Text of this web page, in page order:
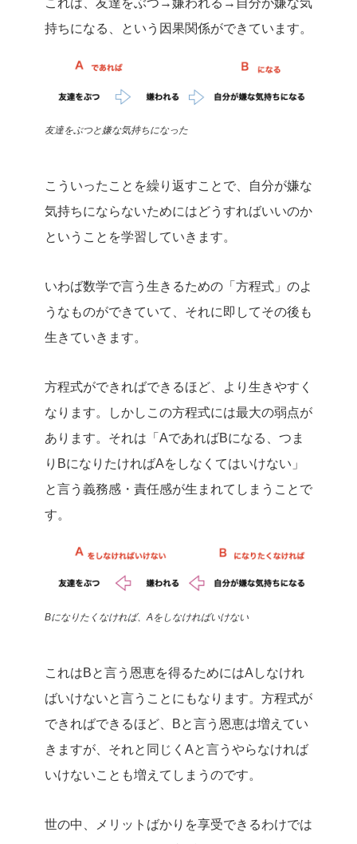
これは、友達をぶつ→嫌われる→自分が嫌な気
持ちになる、という因果関係ができています。
友達をぶつと嫌な気持ちになった
こういったことを繰り返すことで、自分が嫌な
気持ちにならないためにはどうすればいいのか
ということを学習していきます。
いわば数学で言う生きるための「方程式」のよ
うなものができていて、それに即してその後も
生きていきます。
方程式ができればできるほど、より生きやすく
なります。しかしこの方程式には最大の弱点が
あります。それは「AであればBになる、つま
りBになりたければAをしなくてはいけない」
と言う義務感・責任感が生まれてしまうことで
す。
Bになりたくなければ、Aをしなければいけない
これはBと言う恩恵を得るためにはAしなけれ
ばいけないと言うことにもなります。方程式が
できればできるほど、Bと言う恩恵は増えてい
きますが、それと同じくAと言うやらなければ
いけないことも増えてしまうのです。
世の中、メリットばかりを享受できるわけでは